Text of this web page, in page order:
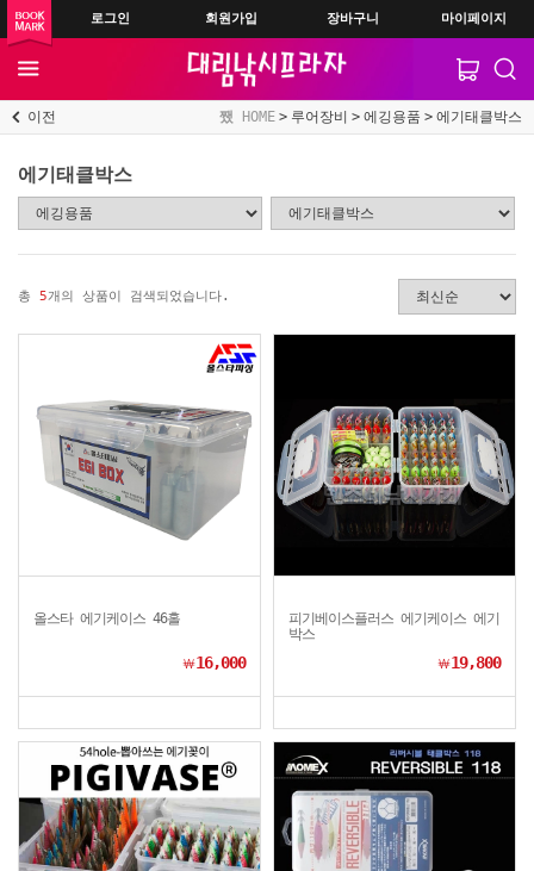
로그인 회원가입 장바구니 마이페이지
이전 HOME 루어장비 에깅용품 에기태클박스
에기태클박스
총 5개의 상품이 검색되었습니다.
올스타 에기케이스 46홀
￦16,000
피기베이스플러스 에기케이스 에기
박스
￦19,800